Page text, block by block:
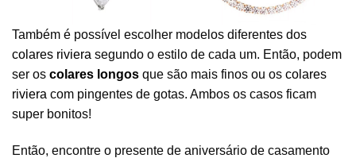
Também é possível escolher modelos diferentes dos
colares riviera segundo o estilo de cada um. Então, podem
ser os colares longos que são mais finos ou os colares
riviera com pingentes de gotas. Ambos os casos ficam
super bonitos!
Então, encontre o presente de aniversário de casamento